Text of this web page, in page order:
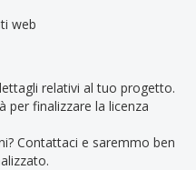
web
relativi al tuo progetto.
finalizzare la licenza
Contattaci e saremmo ben